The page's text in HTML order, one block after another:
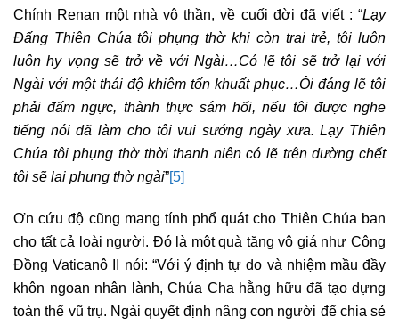
Chính Renan một nhà vô thần, về cuối đời đã viết : “Lạy
Đấng Thiên Chúa tôi phụng thờ khi còn trai trẻ, tôi luôn
luôn hy vọng sẽ trở về với Ngài…Có lẽ tôi sẽ trở lại với
Ngài với một thái độ khiêm tốn khuất phục…Ôi đáng lẽ tôi
phải đấm ngực, thành thực sám hối, nếu tôi được nghe
tiếng nói đã làm cho tôi vui sướng ngày xưa. Lạy Thiên
Chúa tôi phụng thờ thời thanh niên có lẽ trên dường chết
tôi sẽ lại phụng thờ ngài”[5]
Ơn cứu độ cũng mang tính phổ quát cho Thiên Chúa ban
cho tất cả loài người. Đó là một quà tặng vô giá như Công
Đồng Vaticanô II nói: “Với ý định tự do và nhiệm mầu đầy
khôn ngoan nhân lành, Chúa Cha hằng hữu đã tạo dựng
toàn thể vũ trụ. Ngài quyết định nâng con người để chia sẻ